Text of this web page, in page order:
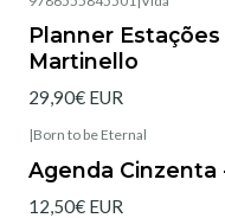
Planner
Martinello
29,90€ EUR
|Born to be Eternal
Agenda Cinzenta
12,50€ EUR